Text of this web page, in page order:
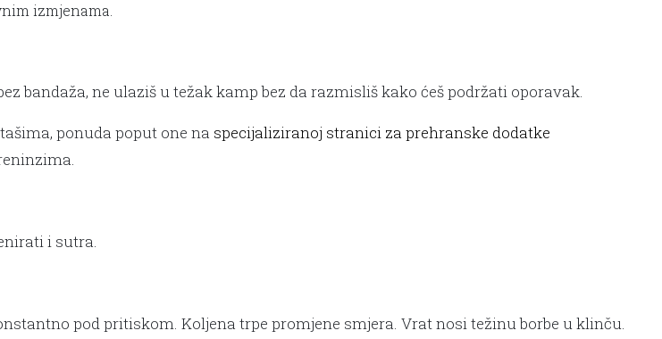
izmjenama.
bandaža, ne ulaziš u težak kamp bez da razmisliš kako ćeš podržati oporavak.
ponuda poput one na specijaliziranoj stranici za prehranske dodatke
i sutra.
pod pritiskom. Koljena trpe promjene smjera. Vrat nosi težinu borbe u klinču.